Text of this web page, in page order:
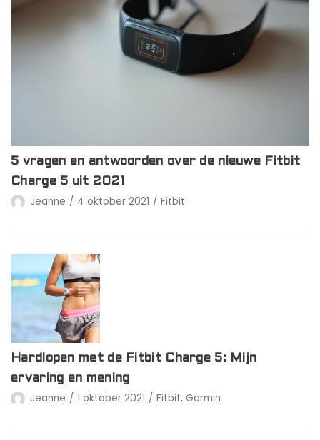
5 vragen en antwoorden over de nieuwe Fitbit
Charge 5 uit 2021
Jeanne 4 oktober 2021 Fitbit
Hardlopen met de Fitbit Charge 5: Mijn
ervaring en mening
Jeanne 1 oktober 2021 Fitbit, Garmin